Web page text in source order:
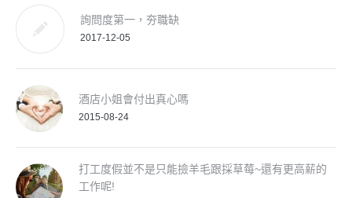
詢問度第一，夯職缺
2017-12-05
酒店小姐會付出真心嗎
2015-08-24
打工度假並不是只能撿羊毛跟採草莓~還有更高薪的
工作呢!